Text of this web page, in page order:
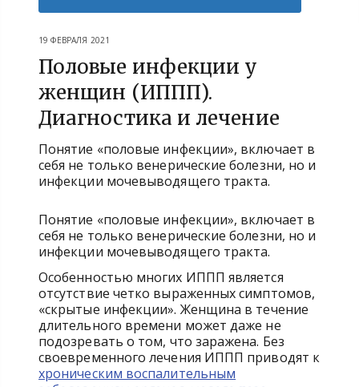
19 ФЕВРАЛЯ 2021
Половые инфекции у
женщин (ИППП).
Диагностика и лечение
Понятие «половые инфекции», включает в
себя не только венерические болезни, но и
инфекции мочевыводящего тракта.
Понятие «половые инфекции», включает в
себя не только венерические болезни, но и
инфекции мочевыводящего тракта.
Особенностью многих ИППП является
отсутствие четко выраженных симптомов,
«скрытые инфекции». Женщина в течение
длительного времени может даже не
подозревать о том, что заражена. Без
своевременного лечения ИППП приводят к
хроническим воспалительным